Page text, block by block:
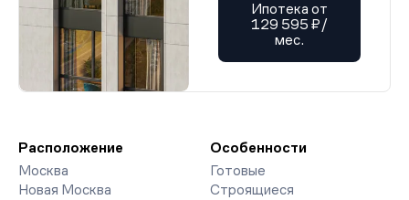
Ипотека от
129 595 ₽/
мес.
Расположение
Москва
Новая Москва
Особенности
Готовые
Строящиеся